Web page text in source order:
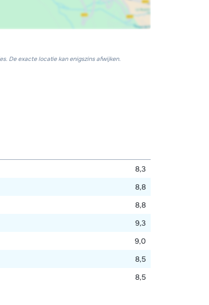
De exacte locatie kan enigszins afwijken.
8,3
8,8
8,8
9,3
9,0
8,5
8,5